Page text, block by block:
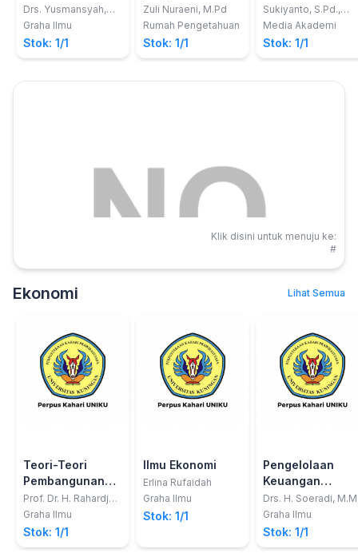
Drs. Yusmansyah,
M.Si.; Yohana
Tika Febriyani, M.Pd.
Graha Ilmu
Stok: 1/1
Bersertifikasi;
Kompetensi,
Kinerja dan
Sertifikasi Guru
Zuli Nuraeni, M.Pd
Rumah Pengetahuan
Stok: 1/1
Sukiyanto, S.Pd.,
M.Pd.; Tsalitsatul
M.P.d.
Media Akademi
Stok: 1/1
Klik disini untuk menuju ke:
#
Ekonomi Lihat Semua
Teori-Teori
Pembangunan
Ekonomi;Pertumbuhan
Ekonomi dan
Pertumbuhan
Wilayah
Prof. Dr. H. Rahardjo
Adisasmita, M.Ec.
Graha Ilmu
Stok: 1/1
Ilmu Ekonomi
Erlina Rufaidah
Graha Ilmu
Stok: 1/1
Pengelolaan
Keuangan
Negara di Era
Otonomi Daerah
Drs. H. Soeradi,
Graha Ilmu
Stok: 1/1